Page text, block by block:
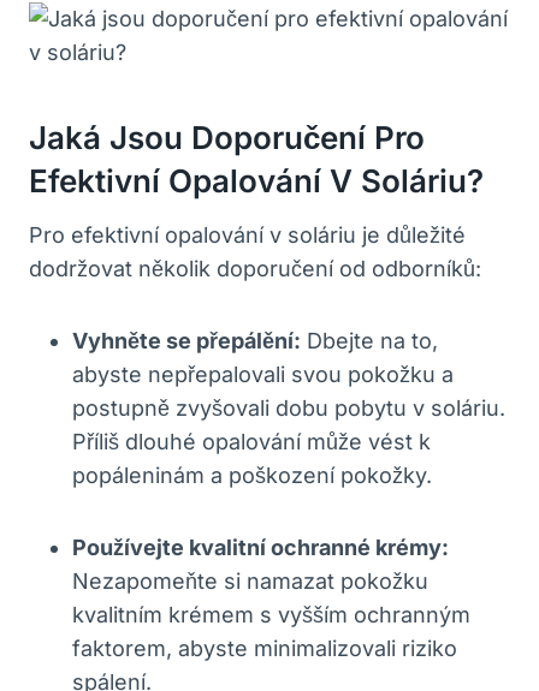
Jaká Jsou Doporučení Pro
Efektivní Opalování V Soláriu?
Pro efektivní opalování v soláriu je důležité
dodržovat několik doporučení od odborníků:
Vyhněte se přepálění: Dbejte na to,
abyste nepřepalovali svou pokožku a
postupně zvyšovali dobu pobytu v soláriu.
Příliš dlouhé opalování může vést k
popáleninám a poškození pokožky.
Používejte kvalitní ochranné krémy:
Nezapomeňte si namazat pokožku
kvalitním krémem s vyšším ochranným
faktorem, abyste minimalizovali riziko
spálení.